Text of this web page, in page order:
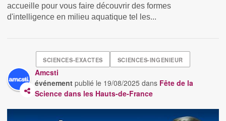
accueille pour vous faire découvrir des formes
d'intelligence en milieu aquatique tel les...
SCIENCES-EXACTES SCIENCES-INGENIEUR
Amcsti
événement publié le 19/08/2025 dans Fête de la
Science dans les Hauts-de-France